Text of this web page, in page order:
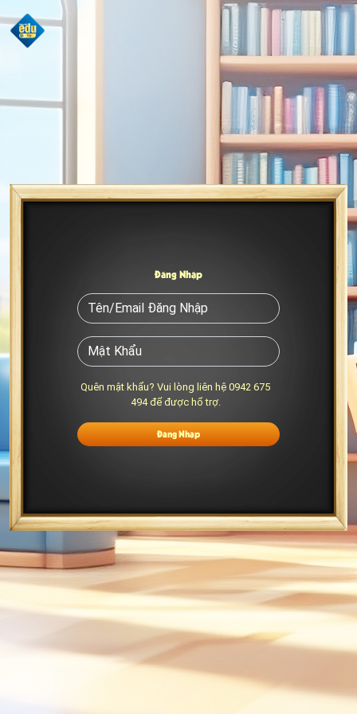
Đăng Nhập
Quên mật khẩu? Vui lòng liên hệ 0942 675
494 để được hổ trợ.
Đăng Nhập